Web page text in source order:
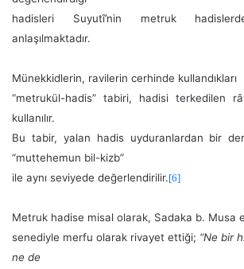
hadisleri Suyutî’nin metruk
anlaşılmaktadır.
Münekkidlerin, ravilerin cerhinde kullandıkları
“metrukül-hadis” tabiri, hadisi terkedilen
kullanılır.
Bu tabir, yalan hadis uyduranlardan bir
“muttehemun bil-kizb”
ile aynı seviyede değerlendirilir.[6]
Metruk hadise misal olarak, Sadaka b. Musa
senediyle merfu olarak rivayet ettiği; “Ne bir
ne de